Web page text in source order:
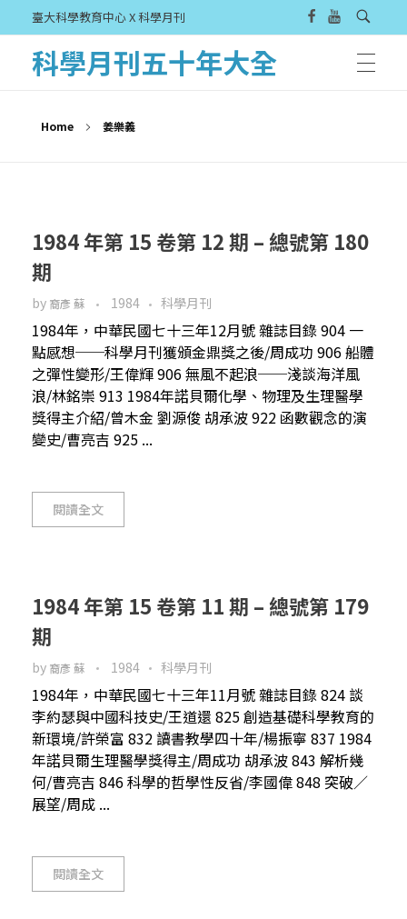
臺大科學教育中心 X 科學月刊
科學月刊五十年大全
Home 姜樂義
1984 年第 15 卷第 12 期 – 總號第 180
期
by 裔彥 蘇 1984 科學月刊
1984年，中華民國七十三年12月號 雜誌目錄 904 一
點感想──科學月刊獲頒金鼎獎之後/周成功 906 船體
之彈性變形/王偉輝 906 無風不起浪──淺談海洋風
浪/林銘崇 913 1984年諾貝爾化學、物理及生理醫學
獎得主介紹/曾木金 劉源俊 胡承波 922 函數觀念的演
變史/曹亮吉 925 ...
閱讀全文
1984 年第 15 卷第 11 期 – 總號第 179
期
by 裔彥 蘇 1984 科學月刊
1984年，中華民國七十三年11月號 雜誌目錄 824 談
李約瑟與中國科技史/王道還 825 創造基礎科學教育的
新環境/許榮富 832 讀書教學四十年/楊振寧 837 1984
年諾貝爾生理醫學獎得主/周成功 胡承波 843 解析幾
何/曹亮吉 846 科學的哲學性反省/李國偉 848 突破／
展望/周成 ...
閱讀全文